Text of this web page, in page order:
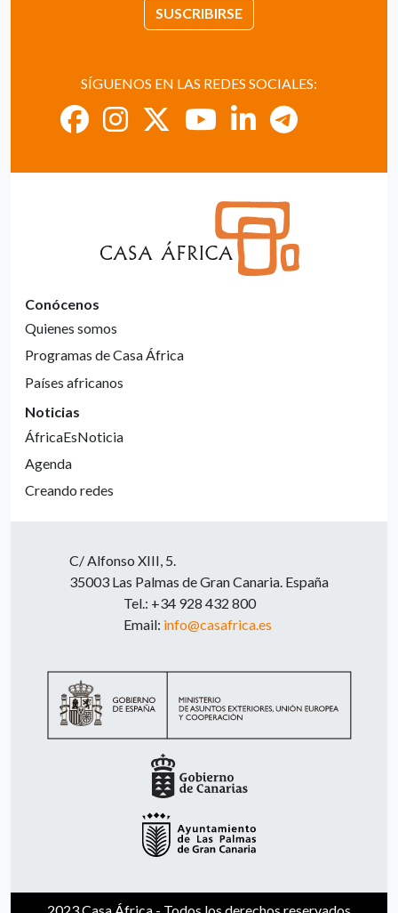
SUSCRIBIRSE
SÍGUENOS EN LAS REDES SOCIALES:
Conócenos
Quienes somos
Programas de Casa África
Países africanos
Noticias
ÁfricaEsNoticia
Agenda
Creando redes
C/ Alfonso XIII, 5.
35003 Las Palmas de Gran Canaria. España
Tel.: +34 928 432 800
Email: info@casafrica.es